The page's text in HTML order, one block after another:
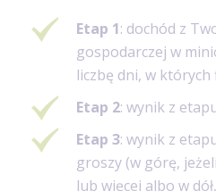
Etap 1: dochód z
gospodarczej w
liczbę dni, w których
Etap 2: wynik z
Etap 3: wynik z
groszy (w górę,
lub więcej albo w